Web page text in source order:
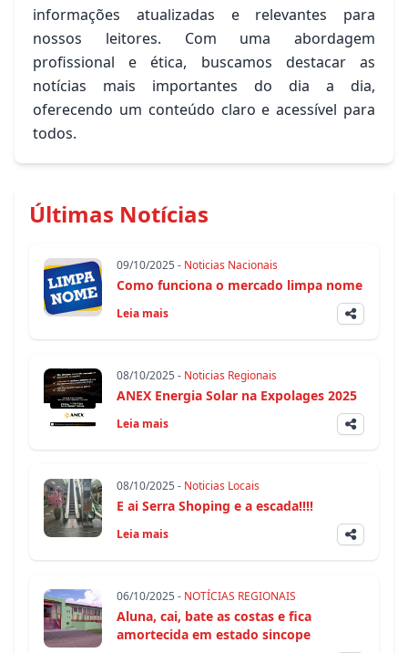
informações atualizadas e relevantes para
nossos leitores. Com uma abordagem
profissional e ética, buscamos destacar as
notícias mais importantes do dia a dia,
oferecendo um conteúdo claro e acessível para
todos.
Últimas Notícias
09/10/2025 - Noticias Nacionais
Como funciona o mercado limpa nome
Leia mais
08/10/2025 - Noticias Regionais
ANEX Energia Solar na Expolages 2025
Leia mais
08/10/2025 - Noticias Locais
E ai Serra Shoping e a escada!!!!
Leia mais
06/10/2025 - NOTÍCIAS REGIONAIS
Aluna, cai, bate as costas e fica
amortecida em estado sincope